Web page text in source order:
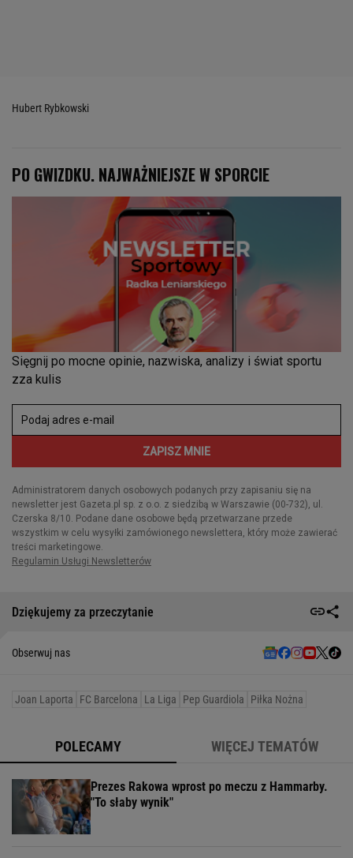
Hubert Rybkowski
Dziękujemy za przeczytanie
Obserwuj nas
Joan Laporta FC Barcelona La Liga Pep Guardiola Piłka Nożna
POLECAMY WIĘCEJ TEMATÓW
Prezes Rakowa wprost po meczu z Hammarby.
"To słaby wynik"